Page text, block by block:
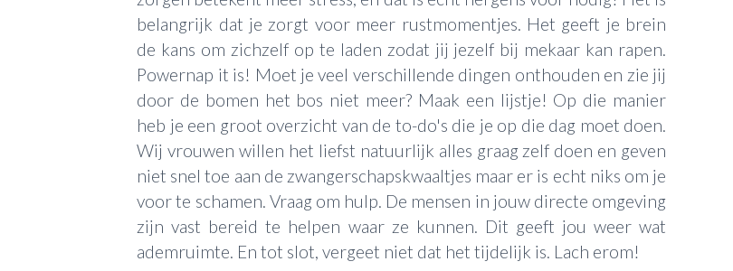
belangrijk dat je zorgt voor meer rustmomentjes. Het geeft je brein
de kans om zichzelf op te laden zodat jij jezelf bij mekaar kan rapen.
Powernap it is! Moet je veel verschillende dingen onthouden en zie jij
door de bomen het bos niet meer? Maak een lijstje! Op die manier
heb je een groot overzicht van de to-do's die je op die dag moet doen.
Wij vrouwen willen het liefst natuurlijk alles graag zelf doen en geven
niet snel toe aan de zwangerschapskwaaltjes maar er is echt niks om je
voor te schamen. Vraag om hulp. De mensen in jouw directe omgeving
zijn vast bereid te helpen waar ze kunnen. Dit geeft jou weer wat
ademruimte. En tot slot, vergeet niet dat het tijdelijk is. Lach erom!